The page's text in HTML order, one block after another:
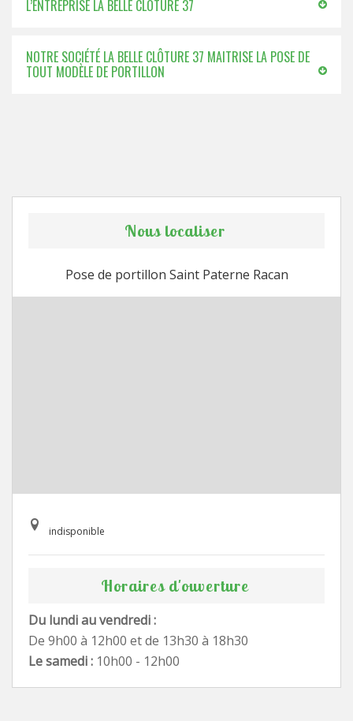
L’ENTREPRISE LA BELLE CLÔTURE 37
NOTRE SOCIÉTÉ LA BELLE CLÔTURE 37 MAITRISE LA POSE DE
TOUT MODÈLE DE PORTILLON
Nous localiser
Pose de portillon Saint Paterne Racan
indisponible
Horaires d'ouverture
Du lundi au vendredi :
De 9h00 à 12h00 et de 13h30 à 18h30
Le samedi : 10h00 - 12h00